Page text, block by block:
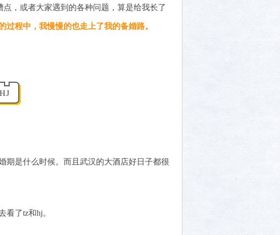
，或者大家遇到的各种问题，算是给我长了
过程中，我慢慢的也走上了我的备婚路。
期是什么时候。而且武汉的大酒店好日子都很
了tz和hj。